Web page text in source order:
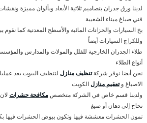
لدينا ورق جدران بتصاميم ثلاثية الأبعاد وبألوان مميزة
فني صباغ ميناء الشعيبة
بخ السيارات والخزانات المائية والأسطح المعدنية كما نقوم
وللكراج السيارات أيضاً
طلاء الجدران الخارجية للفلل والمولات والمدارس
أنواع الطلاء
نحن أيضا نوفر شركةتنظيف منازل لتنظيف البيوت بعد
الاصباغ وتعقيم منازلالكويت
ولدبنا قسم خاص في الشركة متخصصمكافحة حشرات
تحاح إلى دهان أو صبغ
تمون الحشرات معششة فيها وتكون بيوض الحشرات فيها